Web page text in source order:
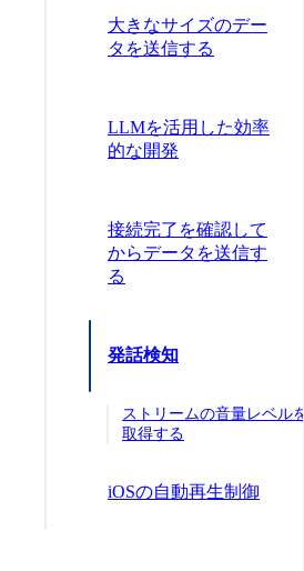
大きなサイズのデー
タを送信する
LLMを活用した効率
的な開発
接続完了を確認して
からデータを送信す
る
発話検知
ストリームの音量レベルを
取得する
iOSの自動再生制御